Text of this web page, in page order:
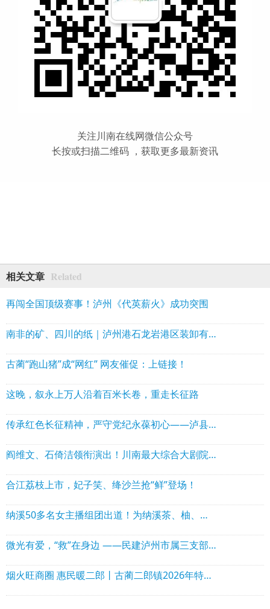
关注川南在线网微信公众号
长按或扫描二维码 ，获取更多最新资讯
相关文章 Related
再闯全国顶级赛事！泸州《代英薪火》成功突围
南非的矿、四川的纸｜泸州港石龙岩港区装卸有序
古蔺“跑山猪”成“网红” 网友催促：上链接！
这晚，叙永上万人沿着百米长卷，重走长征路
传承红色长征精神，严守党纪永葆初心——泸县建校第三党支部开展主题党日活动
阎维文、石倚洁领衔演出！川南最大综合大剧院落地泸州
合江荔枝上市，妃子笑、绛沙兰抢“鲜”登场！
纳溪50多名女主播组团出道！为纳溪茶、柚、白酒等代言
微光有爱，“救”在身边 ——民建泸州市属三支部举办“微光·救在身边”应急救援实训活动
烟火旺商圈 惠民暖二郎丨古蔺二郎镇2026年特色惠民消费市集系列活动圆满落幕！